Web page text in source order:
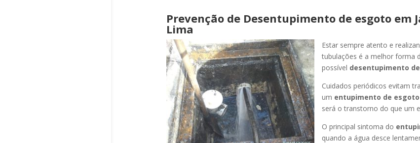
Prevenção de Desentupimento de esgoto em
Lima
Estar sempre atento e
tubulações é a melhor forma
possível desentupimento
Cuidados periódicos evitam
um entupimento de esgoto
será o transtorno do que um
O principal sintoma do
quando a água desce